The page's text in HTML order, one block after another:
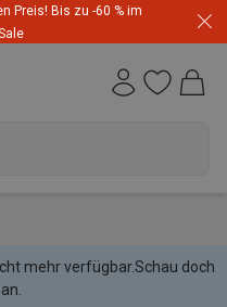
Preis! Bis zu -60 % im
mehr verfügbar.Schau doch